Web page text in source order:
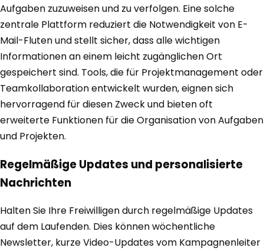
Aufgaben zuzuweisen und zu verfolgen. Eine solche
zentrale Plattform reduziert die Notwendigkeit von E-
Mail-Fluten und stellt sicher, dass alle wichtigen
Informationen an einem leicht zugänglichen Ort
gespeichert sind. Tools, die für Projektmanagement oder
Teamkollaboration entwickelt wurden, eignen sich
hervorragend für diesen Zweck und bieten oft
erweiterte Funktionen für die Organisation von Aufgaben
und Projekten.
Regelmäßige Updates und personalisierte
Nachrichten
Halten Sie Ihre Freiwilligen durch regelmäßige Updates
auf dem Laufenden. Dies können wöchentliche
Newsletter, kurze Video-Updates vom Kampagnenleiter